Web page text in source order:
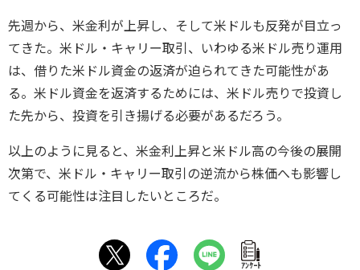
先週から、米金利が上昇し、そして米ドルも反発が目立っ
てきた。米ドル・キャリー取引、いわゆる米ドル売り運用
は、借りた米ドル資金の返済が迫られてきた可能性があ
る。米ドル資金を返済するためには、米ドル売りで投資し
た先から、投資を引き揚げる必要があるだろう。
以上のように見ると、米金利上昇と米ドル高の今後の展開
次第で、米ドル・キャリー取引の逆流から株価へも影響し
てくる可能性は注目したいところだ。
ｱﾝｹｰﾄ